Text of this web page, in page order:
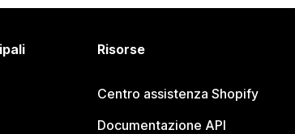
Risorse
Centro assistenza Shopify
Documentazione API